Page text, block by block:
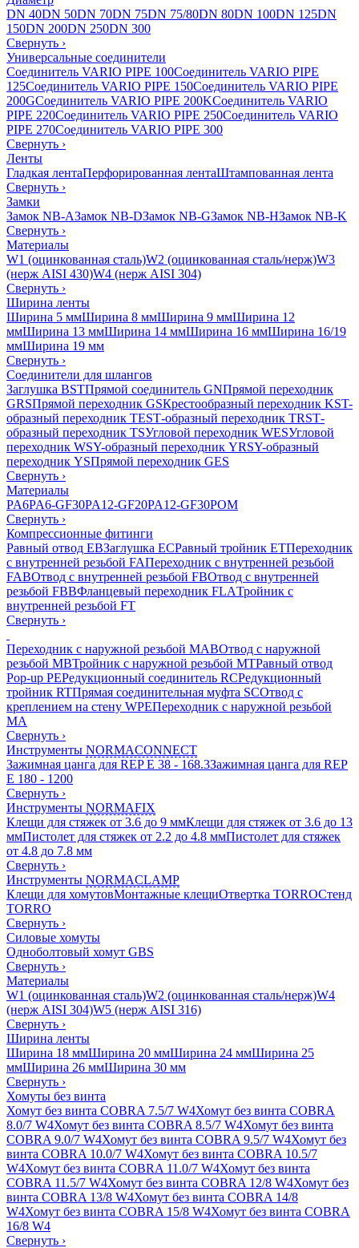
DN 40DN 50DN 70DN 75DN 75/80DN 80DN 100DN 125DN
150DN 200DN 250DN 300
Свернуть ›
Универсальные соединители
Соединитель VARIO PIPE 100Соединитель VARIO PIPE
125Соединитель VARIO PIPE 150Соединитель VARIO PIPE
200GСоединитель VARIO PIPE 200KСоединитель VARIO
PIPE 220Соединитель VARIO PIPE 250Соединитель VARIO
PIPE 270Соединитель VARIO PIPE 300
Свернуть ›
Ленты
Гладкая лентаПерфорированная лентаШтампованная лента
Свернуть ›
Замки
Замок NB-AЗамок NB-DЗамок NB-GЗамок NB-HЗамок NB-K
Свернуть ›
Материалы
W1 (оцинкованная сталь)W2 (оцинкованная сталь/нерж)W3
(нерж AISI 430)W4 (нерж AISI 304)
Свернуть ›
Ширина ленты
Ширина 5 ммШирина 8 ммШирина 9 ммШирина 12
ммШирина 13 ммШирина 14 ммШирина 16 ммШирина 16/19
ммШирина 19 мм
Свернуть ›
Соединители для шлангов
Заглушка BSTПрямой соединитель GNПрямой переходник
GRSПрямой переходник GSКрестообразный переходник KST-
образный переходник TESТ-образный переходник TRSТ-
образный переходник TSУгловой переходник WESУгловой
переходник WSY-образный переходник YRSY-образный
переходник YSПрямой переходник GES
Свернуть ›
Материалы
PA6PA6-GF30PA12-GF20PA12-GF30POM
Свернуть ›
Компрессионные фитинги
Равный отвод EBЗаглушка ECРавный тройник ETПереходник
с внутренней резьбой FAПереходник с внутренней резьбой
FABОтвод с внутренней резьбой FBОтвод с внутренней
резьбой FBBФланцевый переходник FLAТройник с
внутренней резьбой FT
Свернуть ›
Переходник с наружной резьбой MABОтвод с наружной
резьбой MBТройник с наружной резьбой MTРавный отвод
Pop-up PEРедукционный соединитель RCРедукционный
тройник RTПрямая соединительная муфта SCОтвод с
креплением на стену WPEПереходник с наружной резьбой
MA
Свернуть ›
Инструменты NORMACONNECT
Зажимная цанга для REP E 38 - 168.3Зажимная цанга для REP
E 180 - 1200
Свернуть ›
Инструменты NORMAFIX
Клещи для стяжек от 3.6 до 9 ммКлещи для стяжек от 3.6 до 13
ммПистолет для стяжек от 2.2 до 4.8 ммПистолет для стяжек
от 4.8 до 7.8 мм
Свернуть ›
Инструменты NORMACLAMP
Клещи для хомутовМонтажные клещиОтвертка TORROСтенд
TORRO
Свернуть ›
Силовые хомуты
Одноболтовый хомут GBS
Свернуть ›
Материалы
W1 (оцинкованная сталь)W2 (оцинкованная сталь/нерж)W4
(нерж AISI 304)W5 (нерж AISI 316)
Свернуть ›
Ширина ленты
Ширина 18 ммШирина 20 ммШирина 24 ммШирина 25
ммШирина 26 ммШирина 30 мм
Свернуть ›
Хомуты без винта
Хомут без винта COBRA 7.5/7 W4Хомут без винта COBRA
8.0/7 W4Хомут без винта COBRA 8.5/7 W4Хомут без винта
COBRA 9.0/7 W4Хомут без винта COBRA 9.5/7 W4Хомут без
винта COBRA 10.0/7 W4Хомут без винта COBRA 10.5/7
W4Хомут без винта COBRA 11.0/7 W4Хомут без винта
COBRA 11.5/7 W4Хомут без винта COBRA 12/8 W4Хомут без
винта COBRA 13/8 W4Хомут без винта COBRA 14/8
W4Хомут без винта COBRA 15/8 W4Хомут без винта COBRA
16/8 W4
Свернуть ›